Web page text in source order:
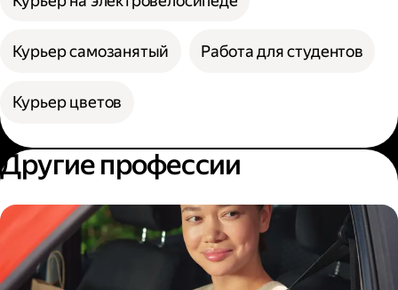
Курьер самозанятый Работа для студентов
Курьер цветов
Другие профессии